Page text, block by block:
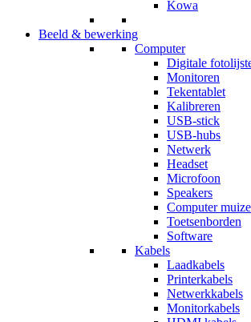
Kowa
Beeld & bewerking
Computer
Digitale
Monitoren
Tekentablet
Kalibreren
USB-stick
USB-hubs
Netwerk
Headset
Microfoon
Speakers
Computer
Toetsenborden
Software
Kabels
Laadkabels
Printerkabels
Netwerkkabels
Monitorkabels